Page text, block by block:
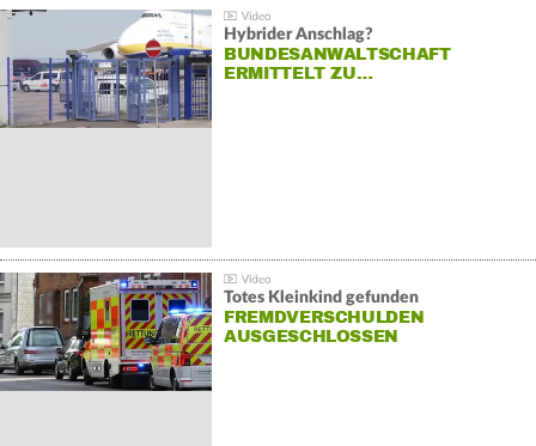
Hybrider Anschlag?
BUNDESANWALTSCHAFT
ERMITTELT ZU…
Totes Kleinkind gefunden
FREMDVERSCHULDEN
AUSGESCHLOSSEN